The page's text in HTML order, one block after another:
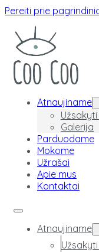
Pereiti prie
Atnaujiname
Galerija
Parduodame
Mokome
Užrašai
Apie mus
Kontaktai
Atnaujiname